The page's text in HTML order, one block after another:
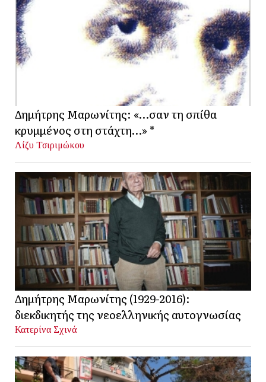
Δημήτρης Μαρωνίτης: «…σαν τη σπίθα
κρυμμένος στη στάχτη…» *
Λίζυ Τσιριμώκου
Δημήτρης Μαρωνίτης (1929-2016):
διεκδικητής της νεοελληνικής αυτογνωσίας
Κατερίνα Σχινά